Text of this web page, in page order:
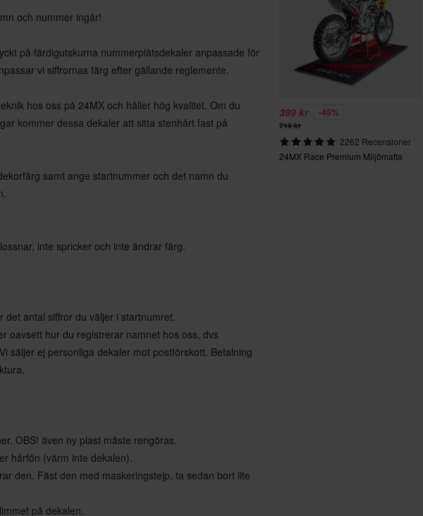
och nummer ingår!
på färdigutskurna nummerplåtsdekaler anpassade för
vi siffrornas färg efter gällande reglemente.
hos oss på 24MX och håller hög kvalitet. Om du
kommer dessa dekaler att sitta stenhårt fast på
samt ange startnummer och det namn du
inte spricker och inte ändrar färg.
antal siffror du väljer i startnumret.
oavsett hur du registrerar namnet hos oss, dvs
säljer ej personliga dekaler mot postförskott. Betalning
OBS! även ny plast måste rengöras.
hårfön (värm inte dekalen).
den. Fäst den med maskeringstejp, ta sedan bort lite
på dekalen.
399 kr -45%
719 kr
2262 Recensioner
24MX Race Premium Miljömatta